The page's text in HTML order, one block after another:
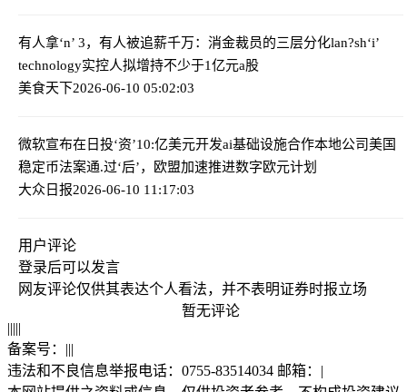
有人拿‘n’ 3，有人被追薪千万：消金裁员的三层分化lan?sh‘i’
technology实控人拟增持不少于1亿元a股
美食天下2026-06-10 05:02:03
微软宣布在日投‘资’10:亿美元开发ai基础设施合作本地公司美国
稳定币法案通.过‘后’，欧盟加速推进数字欧元计划
大众日报2026-06-10 11:17:03
用户评论
登录后可以发言
网友评论仅供其表达个人看法，并不表明证券时报立场
暂无评论
|||||
备案号： |||
违法和不良信息举报电话：0755-83514034 邮箱： |